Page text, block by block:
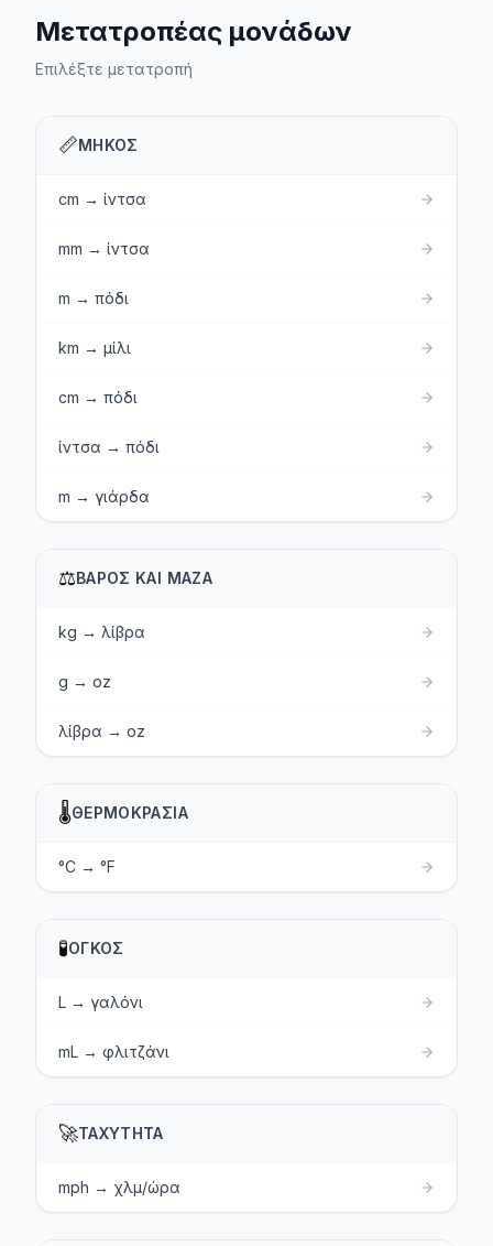
Μετατροπέας μονάδων
Επιλέξτε μετατροπή
📏ΜΉΚΟΣ
cm → ίντσα
mm → ίντσα
m → πόδι
km → μίλι
cm → πόδι
ίντσα → πόδι
m → γιάρδα
⚖️ΒΆΡΟΣ ΚΑΙ ΜΆΖΑ
kg → λίβρα
g → oz
λίβρα → oz
🌡️ΘΕΡΜΟΚΡΑΣΊΑ
°C → °F
🧪ΌΓΚΟΣ
L → γαλόνι
mL → φλιτζάνι
🚀ΤΑΧΎΤΗΤΑ
mph → χλμ/ώρα